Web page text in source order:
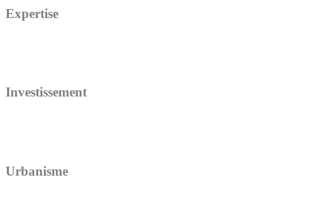
Expertise
Investissement
Urbanisme